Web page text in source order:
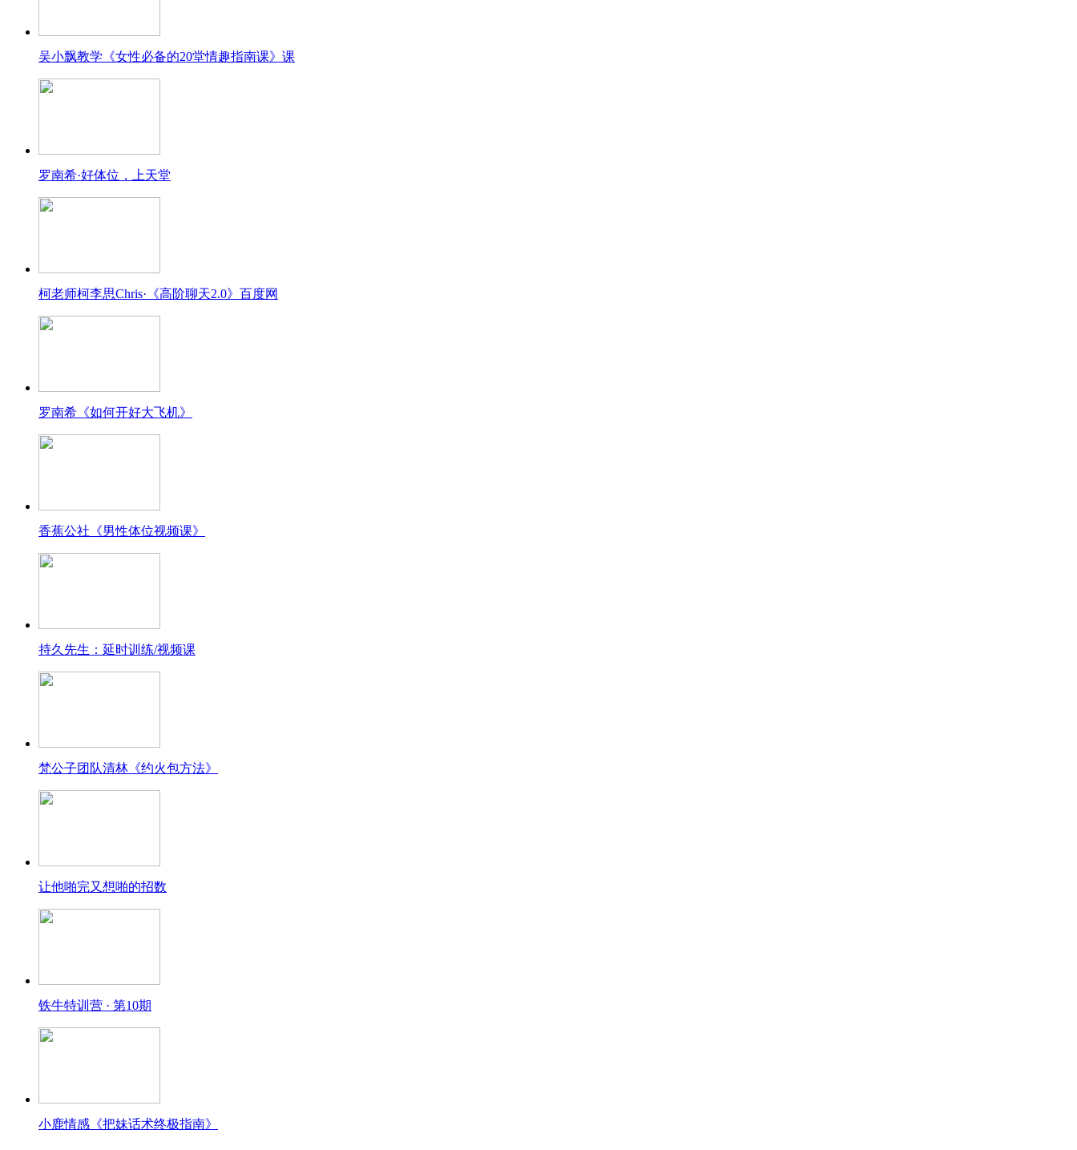
吴小飘教学《女性必备的20堂情趣指南课》课
罗南希·好体位，上天堂
柯老师柯李思Chris·《高阶聊天2.0》百度网
罗南希《如何开好大飞机》
香蕉公社《男性体位视频课》
持久先生：延时训练/视频课
梵公子团队清林《约火包方法》
让他啪完又想啪的招数
铁牛特训营 · 第10期
小鹿情感《把妹话术终极指南》